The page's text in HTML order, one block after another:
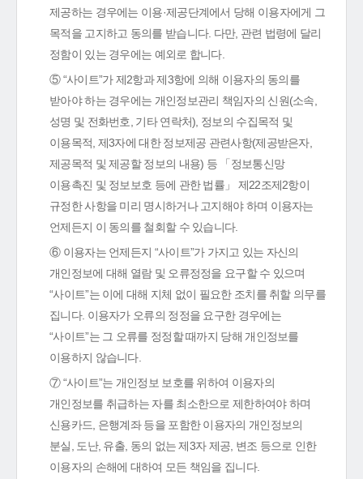
제공하는 경우에는 이용·제공단계에서 당해 이용자에게 그
목적을 고지하고 동의를 받습니다. 다만, 관련 법령에 달리
정함이 있는 경우에는 예외로 합니다.
⑤ “사이트”가 제2항과 제3항에 의해 이용자의 동의를
받아야 하는 경우에는 개인정보관리 책임자의 신원(소속,
성명 및 전화번호, 기타 연락처), 정보의 수집목적 및
이용목적, 제3자에 대한 정보제공 관련사항(제공받은자,
제공목적 및 제공할 정보의 내용) 등 「정보통신망
이용촉진 및 정보보호 등에 관한 법률」 제22조제2항이
규정한 사항을 미리 명시하거나 고지해야 하며 이용자는
언제든지 이 동의를 철회할 수 있습니다.
⑥ 이용자는 언제든지 “사이트”가 가지고 있는 자신의
개인정보에 대해 열람 및 오류정정을 요구할 수 있으며
“사이트”는 이에 대해 지체 없이 필요한 조치를 취할 의무를
집니다. 이용자가 오류의 정정을 요구한 경우에는
“사이트”는 그 오류를 정정할 때까지 당해 개인정보를
이용하지 않습니다.
⑦ “사이트”는 개인정보 보호를 위하여 이용자의
개인정보를 취급하는 자를 최소한으로 제한하여야 하며
신용카드, 은행계좌 등을 포함한 이용자의 개인정보의
분실, 도난, 유출, 동의 없는 제3자 제공, 변조 등으로 인한
이용자의 손해에 대하여 모든 책임을 집니다.